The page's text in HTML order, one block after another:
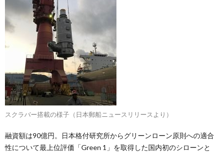
スクラバー搭載の様子（日本郵船ニュースリリースより）
融資額は90億円。日本格付研究所からグリーンローン原則への適合
性について最上位評価「Green 1」を取得した国内初のシローンと